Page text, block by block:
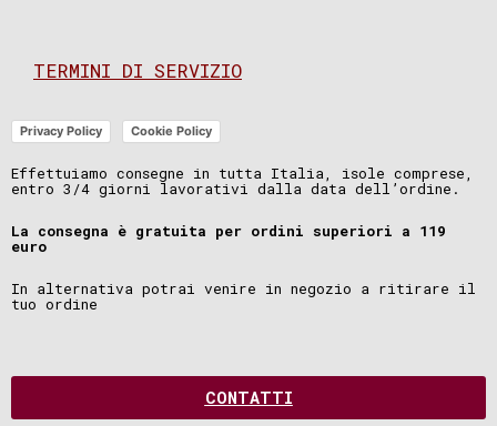
TERMINI DI SERVIZIO
Privacy Policy Cookie Policy
Effettuiamo consegne in tutta Italia, isole comprese,
entro 3/4 giorni lavorativi dalla data dell’ordine.
La consegna è gratuita per ordini superiori a 119
euro
In alternativa potrai venire in negozio a ritirare il
tuo ordine
CONTATTI